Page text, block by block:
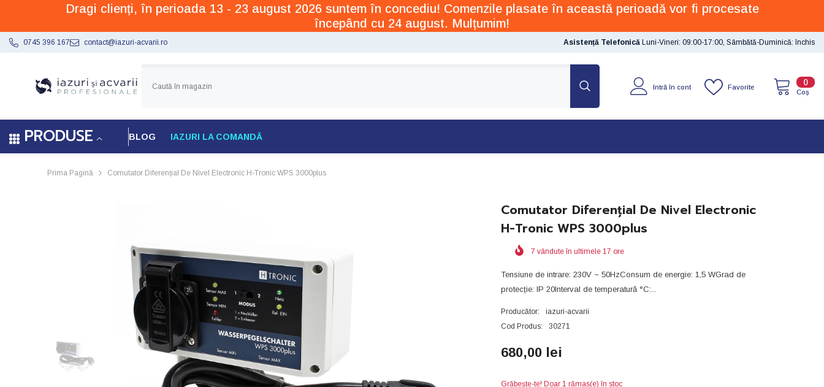
SARI LA CONȚINUTDragi clienți, în perioada 13 - 23 august 2026 suntem în concediu! Comenzile plasate în această perioadă vor fi procesate
începând cu 24 august. Mulțumim!
0745 396 167 contact@iazuri-acvarii.ro Asistență Telefonică Luni-Vineri: 09:00-17:00, Sâmbătă-Duminică: închis
00
Coș
Favorite
Intră în cont
PRODUSE BLOG IAZURI LA COMANDĂ
Prima Pagină Comutator Diferențial De Nivel Electronic H-Tronic WPS 3000plus
Comutator Diferențial De Nivel Electronic
H-Tronic WPS 3000plus
7 vândute în ultimele17 ore
Tensiune de intrare: 230V ~ 50HzConsum de energie: 1,5 WGrad de
protecție: IP 20Interval de temperatură °C:...
Producător:
iazuri-acvarii
Cod Produs:
30271
680,00 lei
Grăbește-te! Doar 1 rămas(e) în stoc